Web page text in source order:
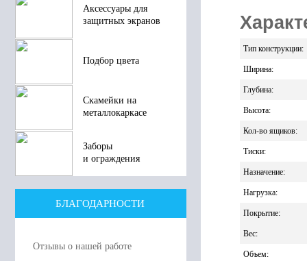
Аксессуары для
защитных экранов
Подбор цвета
Скамейки на
металлокаркасе
Заборы
и ограждения
БЛАГОДАРНОСТИ
Отзывы о нашей работе
Тип конструкции:
Ширина:
Глубина:
Высота:
Кол-во ящиков:
Тиски:
Назначение:
Нагрузка:
Покрытие:
Вес:
Объем: